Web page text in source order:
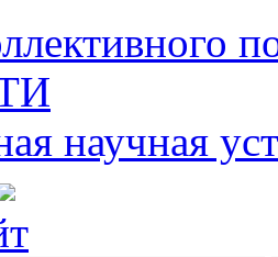
научная